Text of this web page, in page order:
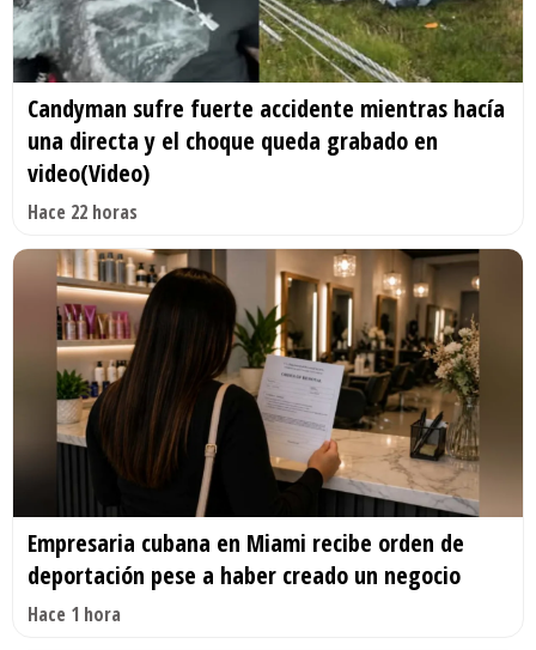
Candyman sufre fuerte accidente mientras hacía
una directa y el choque queda grabado en
video(Video)
Hace 22 horas
Empresaria cubana en Miami recibe orden de
deportación pese a haber creado un negocio
Hace 1 hora